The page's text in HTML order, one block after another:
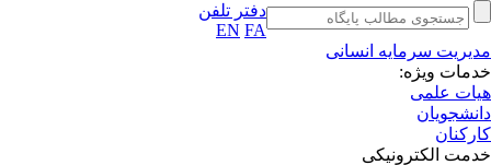
دفتر تلفن
EN FA
سرمایه انسانی
ویژه:
علمی
الکترونیکی